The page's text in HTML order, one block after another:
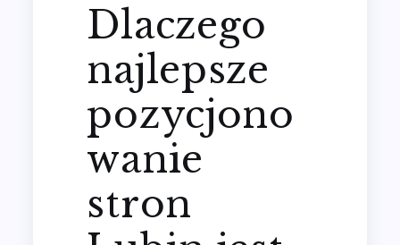
Dlaczego
najlepsze
pozycjono
wanie
stron